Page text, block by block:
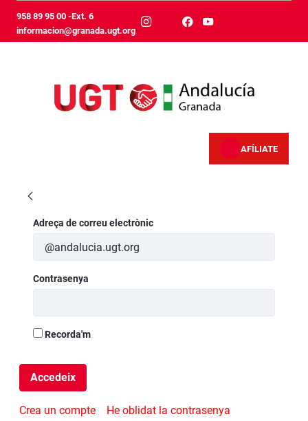
Salta al contingut principal
958 89 95 00 -Ext. 6
informacion@granada.ugt.org
AFÍLIATE
Inicia la sessió
Adreça de correu electrònic
Contrasenya
Recorda'm
Accedeix
Crea un compte He oblidat la contrasenya